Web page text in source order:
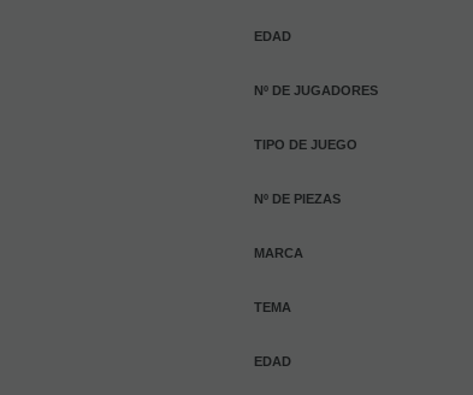
EDAD
Nº DE JUGADORES
TIPO DE JUEGO
Nº DE PIEZAS
MARCA
TEMA
EDAD